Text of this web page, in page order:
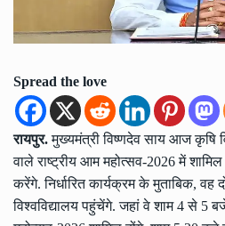
Spread the love
रायपुर.मुख्यमंत्री विष्णदेव साय आज कृषि
वाले राष्ट्रीय आम महोत्सव-2026 में
करेंगे. निर्धारित कार्यक्रम के मुताबिक, वह
विश्वविद्यालय पहुंचेंगे. जहां वे शाम 4 से 5